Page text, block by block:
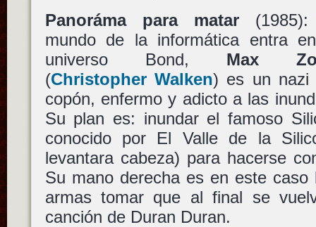
Panoráma para matar(1985):
mundo de la informática entra
universo Bond, Max
(Christopher Walken) es un nazi
copón, enfermo y adicto a las
Su plan es: inundar el famoso
conocido por El Valle de la
levantara cabeza) para hacerse
Su mano derecha es en este caso
armas tomar que al final se
canción de Duran Duran.